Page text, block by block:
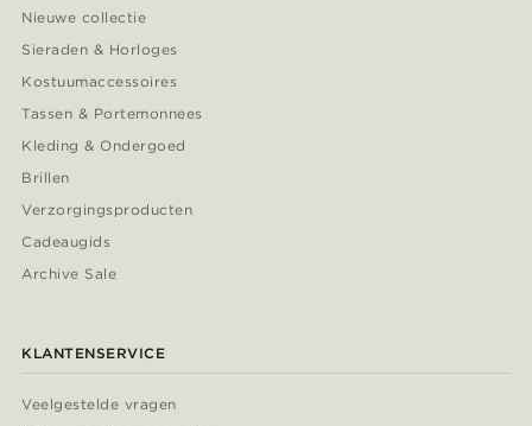
Nieuwe collectie
Sieraden & Horloges
Kostuumaccessoires
Tassen & Portemonnees
Kleding & Ondergoed
Brillen
Verzorgingsproducten
Cadeaugids
Archive Sale
KLANTENSERVICE
Veelgestelde vragen